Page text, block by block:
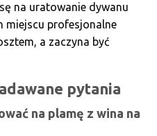
na uratowanie dywanu
miejscu profesjonalne
a zaczyna być
pytania
na plamę z wina na